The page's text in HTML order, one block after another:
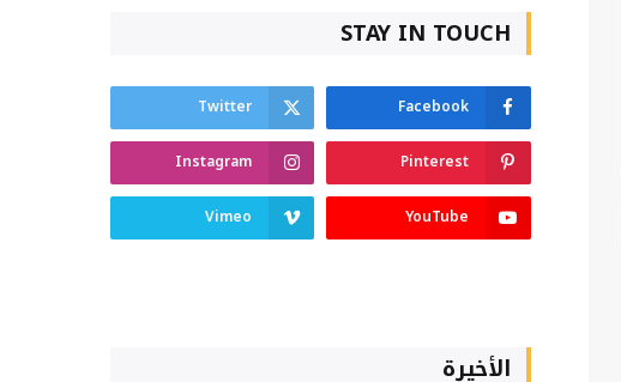
STAY IN TOUCH
Facebook
Twitter
Pinterest
Instagram
YouTube
Vimeo
الأخيرة